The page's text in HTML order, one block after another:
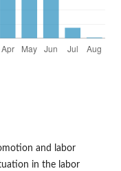
and labor
in the labor